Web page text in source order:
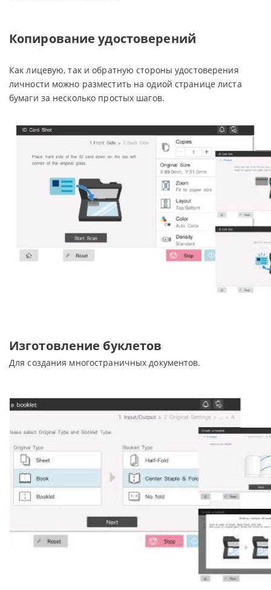
Копирование удостоверений
Как лицевую, так и обратную стороны удостоверения
личности можно разместить на одиой странице листа
бумаги за несколько простых шагов.
Изготовление буклетов
Для создания многостраничных документов.